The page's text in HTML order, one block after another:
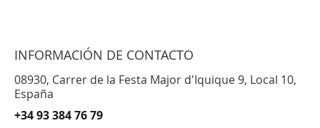
INFORMACIÓN DE CONTACTO
08930, Carrer de la Festa Major d'Iquique 9, Local 10,
España
+34 93 384 76 79